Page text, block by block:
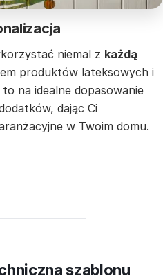
niemal z każdą
produktów lateksowych i
na idealne dopasowanie
dając Ci
w Twoim domu.
szablonu